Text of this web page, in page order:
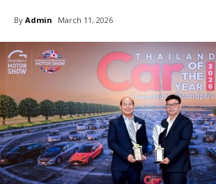
By Admin March 11, 2026